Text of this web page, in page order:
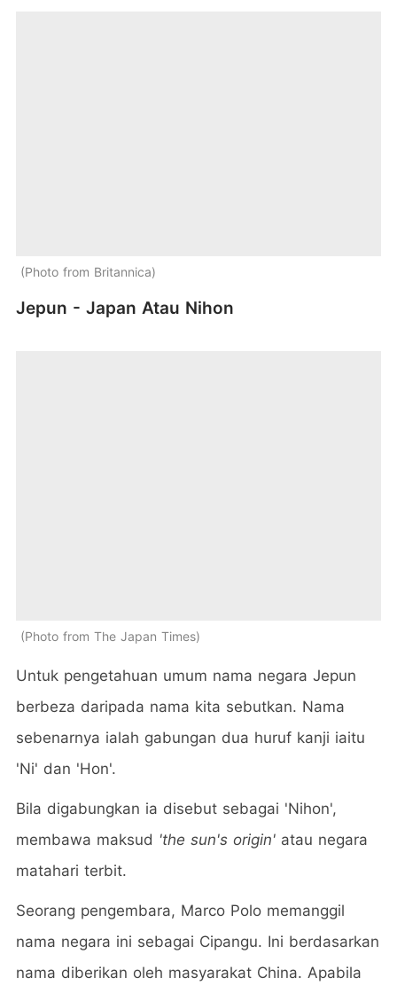
Photo from Britannica
Jepun - Japan Atau Nihon
Photo from The Japan Times
Untuk pengetahuan umum nama negara Jepun
berbeza daripada nama kita sebutkan. Nama
sebenarnya ialah gabungan dua huruf kanji iaitu
'Ni' dan 'Hon'.
Bila digabungkan ia disebut sebagai 'Nihon',
membawa maksud 'the sun's origin' atau negara
matahari terbit.
Seorang pengembara, Marco Polo memanggil
nama negara ini sebagai Cipangu. Ini berdasarkan
nama diberikan oleh masyarakat China. Apabila